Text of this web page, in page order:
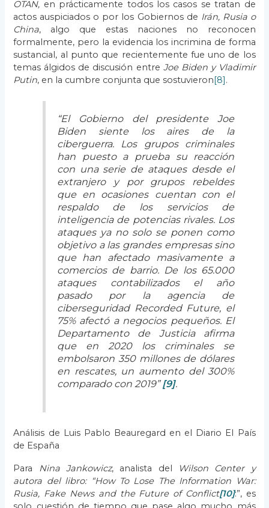
OTAN, en prácticamente todos los casos se tratan de
actos auspiciados o por los Gobiernos de Irán, Rusia o
China, algo que estas naciones no reconocen
formalmente, pero la evidencia los incrimina de forma
sustancial, al punto que recientemente fue uno de los
temas álgidos de discusión entre Joe Biden y Vladimir
Putin, en la cumbre conjunta que sostuvieron[8].
“El Gobierno del presidente Joe
Biden siente los aires de la
ciberguerra. Los grupos criminales
han puesto a prueba su reacción
con una serie de ataques desde el
extranjero y por grupos rebeldes
que en ocasiones cuentan con el
respaldo de los servicios de
inteligencia de potencias rivales. Los
ataques ya no solo se ponen como
objetivo a las grandes empresas sino
que han afectado masivamente a
comercios de barrio. De los 65.000
ataques contabilizados el año
pasado por la agencia de
ciberseguridad Recorded Future, el
75% afectó a negocios pequeños. El
Departamento de Justicia afirma
que en 2020 los criminales se
embolsaron 350 millones de dólares
en rescates, un aumento del 300%
comparado con 2019”[9].
Análisis de Luis Pablo Beauregard en el Diario El País
de España
Para Nina Jankowicz, analista del
Wilson Center y
autora del libro: “How To Lose The Information War:
Rusia, Fake News and the Future of Conflict[10]:”, es